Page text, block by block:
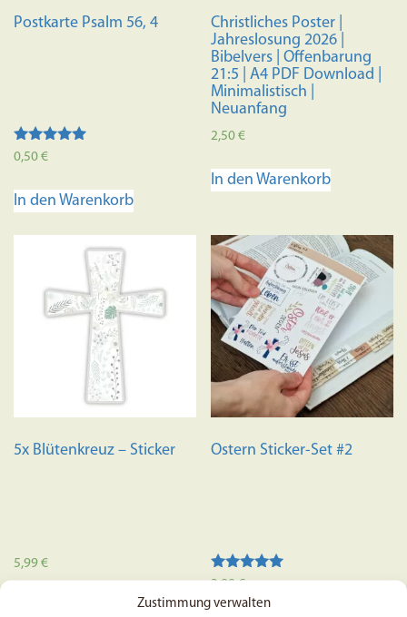
Zustimmung verwalten
Postkarte Psalm 56, 4
Bewertet mit
5.00
0,50€
In den Warenkorb
Christliches Poster |
Jahreslosung 2026 |
Bibelvers | Offenbarung
21:5 | A4 PDF Download |
Minimalistisch |
Neuanfang
2,50€
In den Warenkorb
5x Blütenkreuz – Sticker
5,99€
Ostern Sticker-Set #2
Bewertet mit
von 5
3,99€